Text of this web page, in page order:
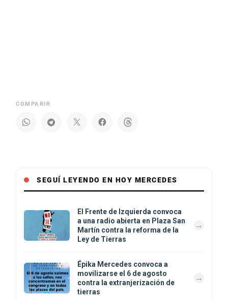
COMPARIR
SEGUÍ LEYENDO EN HOY MERCEDES
El Frente de Izquierda convoca
a una radio abierta en Plaza San
Martín contra la reforma de la
Ley de Tierras
Épika Mercedes convoca a
movilizarse el 6 de agosto
contra la extranjerización de
tierras